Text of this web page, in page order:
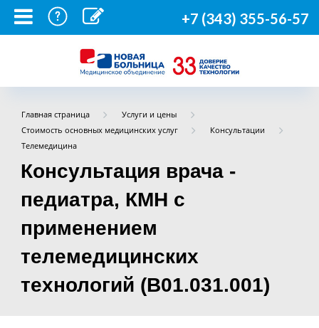
+7 (343) 355-56-57
Главная страница
Услуги и цены
Стоимость основных медицинских услуг
Консультации
Телемедицина
Консультация врача -
педиатра, КМН с
применением
телемедицинских
технологий (B01.031.001)